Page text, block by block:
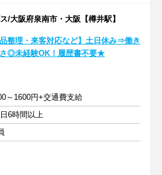
/大阪府泉南市・大阪【樽井駅】
品整理・来客対応など】土日休み⇒働き
◎未経験OK！履歴書不要★
～1600円+交通費支給
6時間以上